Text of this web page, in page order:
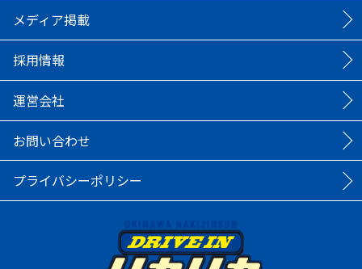
メディア掲載
採用情報
運営会社
お問い合わせ
プライバシーポリシー